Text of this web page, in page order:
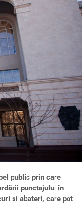
public prin care
punctajului în
și abateri, care pot